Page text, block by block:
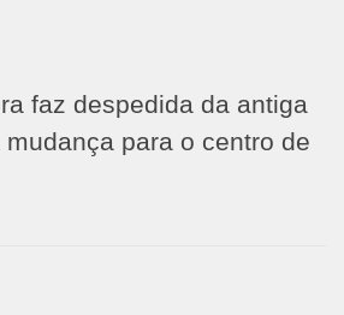
faz despedida da antiga
para o centro de